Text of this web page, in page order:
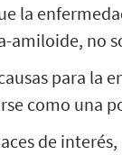
la
no
para la
como una
de